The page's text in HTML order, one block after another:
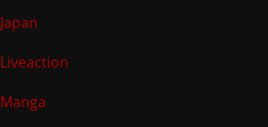
Japan
Liveaction
Manga